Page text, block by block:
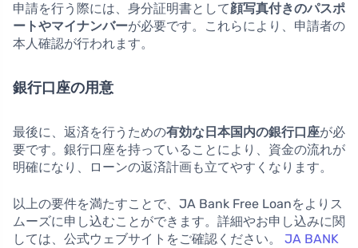
申請を行う際には、身分証明書として顔写真付きのパスポ
ートやマイナンバーが必要です。これらにより、申請者の
本人確認が行われます。
銀行口座の用意
最後に、返済を行うための有効な日本国内の銀行口座が必
要です。銀行口座を持っていることにより、資金の流れが
明確になり、ローンの返済計画も立てやすくなります。
以上の要件を満たすことで、JA Bank Free Loanをよりス
ムーズに申し込むことができます。詳細やお申し込みに関
しては、公式ウェブサイトをご確認ください。 JA BANK